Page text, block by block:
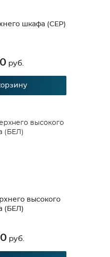
шкафа (СЕР)
руб.
высокого
(БЕЛ)
руб.